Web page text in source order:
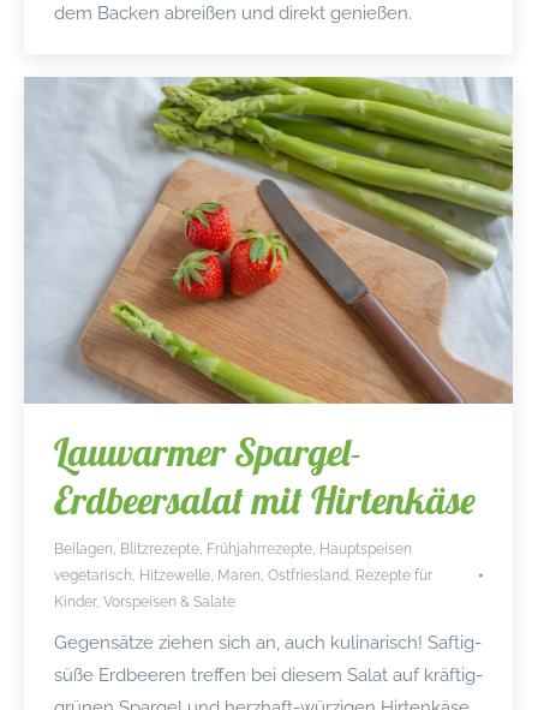
dem Backen abreißen und direkt genießen.
Lauwarmer Spargel-
Erdbeersalat mit Hirtenkäse
Beilagen Blitzrezepte Frühjahrrezepte Hauptspeisen
vegetarisch Hitzewelle Maren Ostfriesland Rezepte für
Kinder, Vorspeisen & Salate
Gegensätze ziehen sich an, auch kulinarisch! Saftig-
süße Erdbeeren treffen bei diesem Salat auf kräftig-